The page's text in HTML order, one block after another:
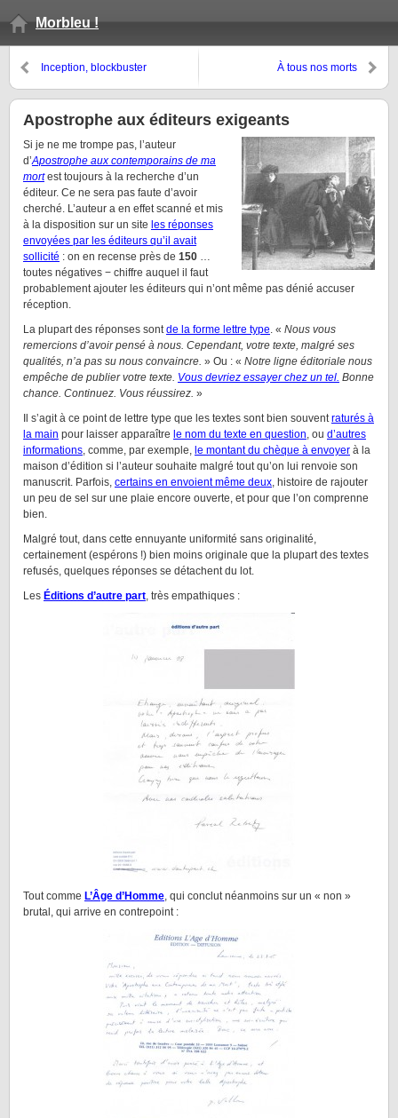
Morbleu !
Inception, blockbuster
À tous nos morts
Apostrophe aux éditeurs exigeants
Si je ne me trompe pas, l’auteur
d’Apostrophe aux contemporains de ma
mortest toujours à la recherche d’un
éditeur. Ce ne sera pas faute d’avoir
cherché. L’auteur a en effet scanné et mis
à la disposition sur un site les réponses
envoyées par les éditeurs qu’il avait
sollicité : on en recense près de 150 …
toutes négatives − chiffre auquel il faut
probablement ajouter les éditeurs qui n’ont même pas dénié accuser
réception.
La plupart des réponses sontde la forme lettre type. « Nous vous
remercions d’avoir pensé à nous. Cependant, votre texte, malgré ses
qualités, n’a pas su nous convaincre. » Ou : « Notre ligne éditoriale nous
empêche de publier votre texte. Vous devriez essayer chez un tel. Bonne
chance. Continuez. Vous réussirez. »
Il s’agit à ce point de lettre type que les textes sont bien souventraturés à
la main pour laisser apparaître le nom du texte en question, ou d’autres
informations, comme, par exemple, le montant du chèque à envoyer à la
maison d’édition si l’auteur souhaite malgré tout qu’on lui renvoie son
manuscrit. Parfois, certains en envoient même deux, histoire de rajouter
un peu de sel sur une plaie encore ouverte, et pour que l’on comprenne
bien.
Malgré tout, dans cette ennuyante uniformité sans originalité,
certainement (espérons !) bien moins originale que la plupart des textes
refusés, quelques réponses se détachent du lot.
Les Éditions d’autre part, très empathiques :
Tout comme L’Âge d’Homme, qui conclut néanmoins sur un « non »
brutal, qui arrive en contrepoint :